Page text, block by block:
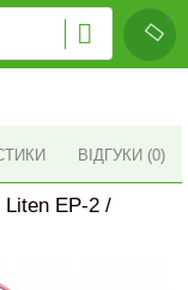
ВІДГУКИ (0)
Liten EP-2 /